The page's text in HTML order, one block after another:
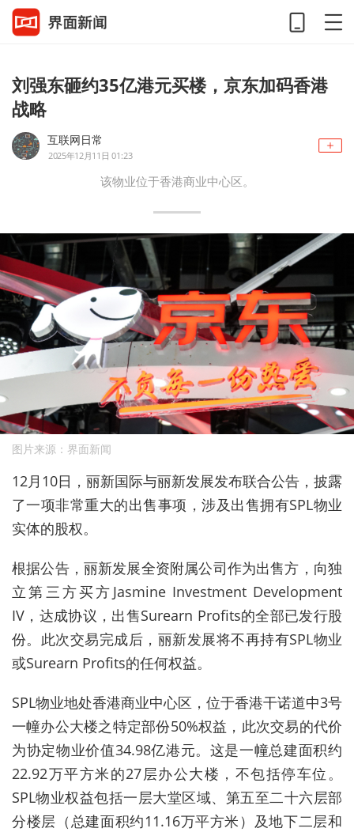
刘强东砸约35亿港元买楼，京东加码香港
战略
互联网日常
2025年12月11日 01:23
该物业位于香港商业中心区。
图片来源：界面新闻
12月 10日，丽新国际与丽新发展发布联合公告，披露
了一项非常重大的出售事项，涉及出售拥有SPL物业
实体的股权。
根据公告，丽新发展全资附属公司作为出售方，向独
立第三方买方 Jasmine Investment Development
IV ，达成协议，出售Surearn Profits的全部已发行股
份。此次交易完成后，丽新发展将不再持有SPL物业
或Surearn Profits的任何权益。
SPL物业地处香港商业中心区，位于香港干诺道中3号
一幢办公大楼之特定部份50%权益，此次交易的代价
为协定物业价值34.98亿港元。这是一幢总建面积约
22.92万平方米的27层办公大楼，不包括停车位。
SPL物业权益包括一层大堂区域、第五至二十六层部
分楼层（总建面积约11.16万平方米）及地下二层和